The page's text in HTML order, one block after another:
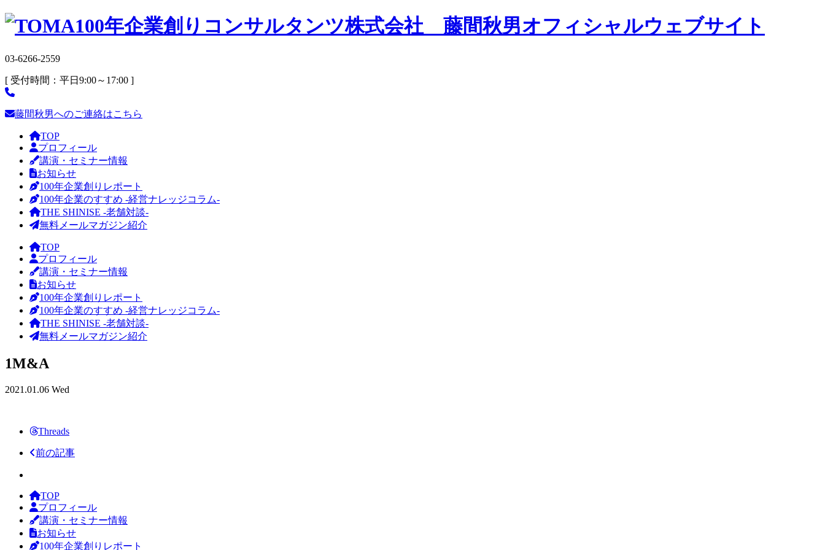
03-6266-2559
[ 受付時間：平日9:00～17:00 ]
藤間秋男へのご連絡はこちら
TOP
プロフィール
講演・セミナー情報
お知らせ
100年企業創りレポート
100年企業のすすめ -経営ナレッジコラム-
THE SHINISE -老舗対談-
無料メールマガジン紹介
TOP
プロフィール
講演・セミナー情報
お知らせ
100年企業創りレポート
100年企業のすすめ -経営ナレッジコラム-
THE SHINISE -老舗対談-
無料メールマガジン紹介
1M&A
2021.01.06 Wed
Threads
前の記事
TOP
プロフィール
講演・セミナー情報
お知らせ
100年企業創りレポート